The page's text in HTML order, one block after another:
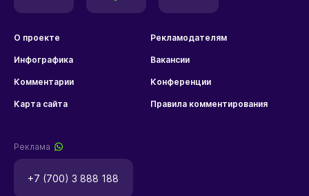
О проекте Рекламодателям
Инфографика Вакансии
Комментарии Конференции
Карта сайта Правила комментирования
Реклама
+7 (700) 3 888 188